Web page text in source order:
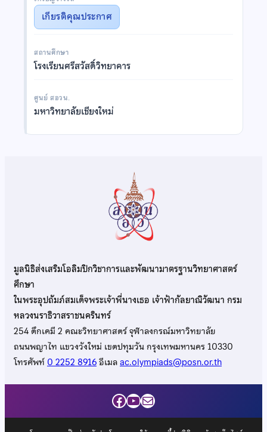
เกียรติคุณประกาศ
สถานศึกษา
โรงเรียนศรีสวัสดิ์วิทยาคาร
ศูนย์ สอวน.
มหาวิทยาลัยเชียงใหม่
มูลนิธิส่งเสริมโอลิมปิกวิชาการและพัฒนามาตรฐานวิทยาศาสตร์
ศึกษา
ในพระอุปถัมภ์สมเด็จพระเจ้าพี่นางเธอ เจ้าฟ้ากัลยาณิวัฒนา กรม
หลวงนราธิวาสราชนครินทร์
254 ตึกเคมี 2 คณะวิทยาศาสตร์ จุฬาลงกรณ์มหาวิทยาลัย
ถนนพญาไท แขวงวังใหม่ เขตปทุมวัน กรุงเทพมหานคร 10330
โทรศัพท์0 2252 8916อีเมลac.olympiads@posn.or.th
Facebook
YouTube
Mail